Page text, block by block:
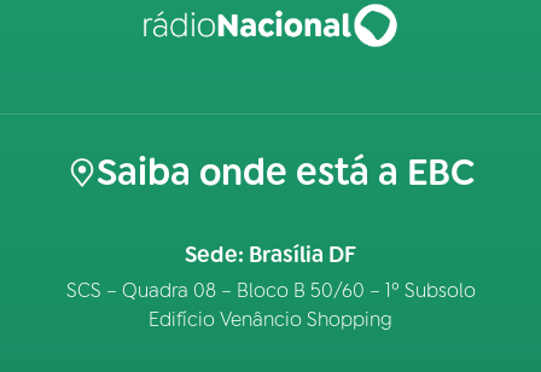
Saiba onde está a EBC
Sede: Brasília DF
SCS – Quadra 08 – Bloco B 50/60 – 1º Subsolo
Edifício Venâncio Shopping